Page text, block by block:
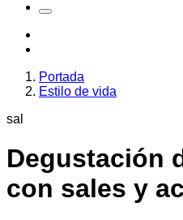
Portada
Estilo de vida
sal
Degustación
con sales y